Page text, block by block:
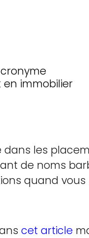
immobilier
les
de noms
quand vous
cet article